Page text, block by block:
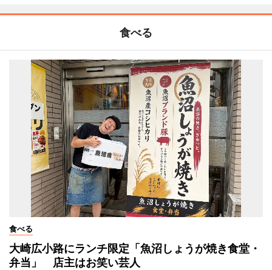
食べる
食べる
大崎広小路にランチ限定「魚沼しょうが焼き食堂・
弁当」 店主はお笑い芸人